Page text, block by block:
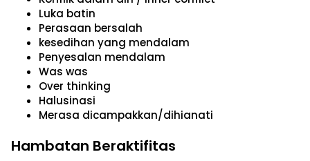
Luka batin
Perasaan bersalah
kesedihan yang mendalam
Penyesalan mendalam
Was was
Over thinking
Halusinasi
Merasa dicampakkan/dihianati
Hambatan Beraktifitas